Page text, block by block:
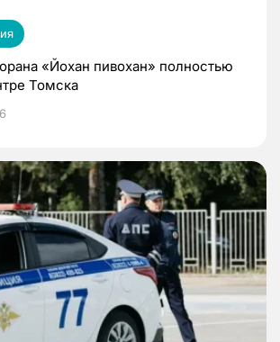
«Йохан пивохан» полностью
Томска